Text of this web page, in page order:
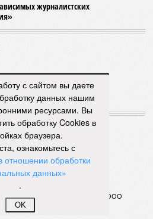
журналистских
версия»:
41522
Москва, улица 1905 года, 7с1
Россия, Москва, а/я 29. для ООО
с сайтом вы даете
данных нашим
ресурсами. Вы
обработку Cookies в
браузера.
ознакомьтесь с
отношении обработки
данных»
.
OK